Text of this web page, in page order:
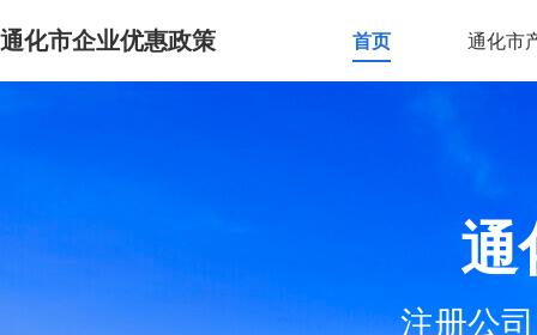
通化市企业优惠政策 首页 通化市
通
注册公